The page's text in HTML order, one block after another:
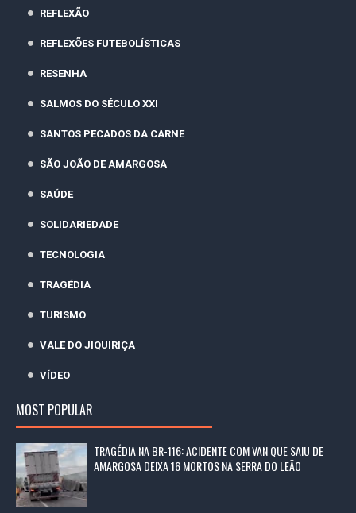
REFLEXÃO
REFLEXÕES FUTEBOLÍSTICAS
RESENHA
SALMOS DO SÉCULO XXI
SANTOS PECADOS DA CARNE
SÃO JOÃO DE AMARGOSA
SAÚDE
SOLIDARIEDADE
TECNOLOGIA
TRAGÉDIA
TURISMO
VALE DO JIQUIRIÇA
VÍDEO
MOST POPULAR
TRAGÉDIA NA BR-116: ACIDENTE COM VAN QUE SAIU DE
AMARGOSA DEIXA 16 MORTOS NA SERRA DO LEÃO